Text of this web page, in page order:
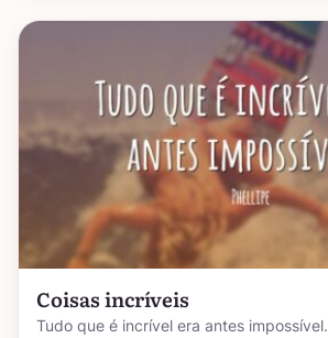
Coisas incríveis
Tudo que é incrível era antes impossível.